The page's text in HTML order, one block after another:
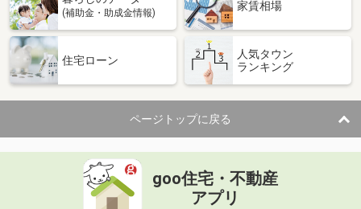
(補助金・助成金情報)
家賃相場
住宅ローン
人気タウン
ランキング
ページトップに戻る
goo住宅・不動産
アプリ